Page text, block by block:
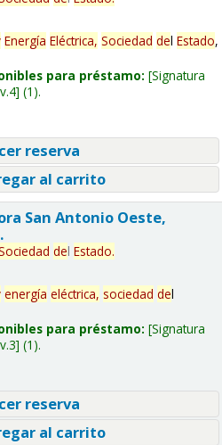
Energía Eléctrica, Sociedad del Estado,
para préstamo: Signatura
(1).
reserva
al carrito
San Antonio Oeste,
del Estado.
energía eléctrica, sociedad del
para préstamo: Signatura
(1).
reserva
al carrito